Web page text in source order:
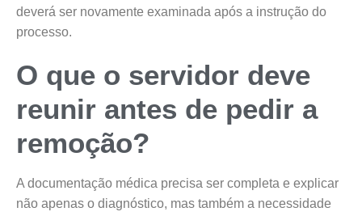
deverá ser novamente examinada após a instrução do
processo.
O que o servidor deve
reunir antes de pedir a
remoção?
A documentação médica precisa ser completa e explicar
não apenas o diagnóstico, mas também a necessidade